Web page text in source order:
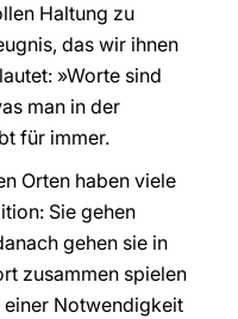
Haltung zu
das wir ihnen
»Worte sind
man in der
für immer.
Orten haben viele
Sie gehen
gehen sie in
zusammen spielen
einer Notwendigkeit